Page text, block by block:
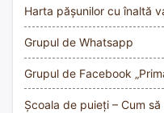
Harta pășunilor cu înaltă
Grupul de Whatsapp
Grupul de Facebook
Școala de puieți – Cum